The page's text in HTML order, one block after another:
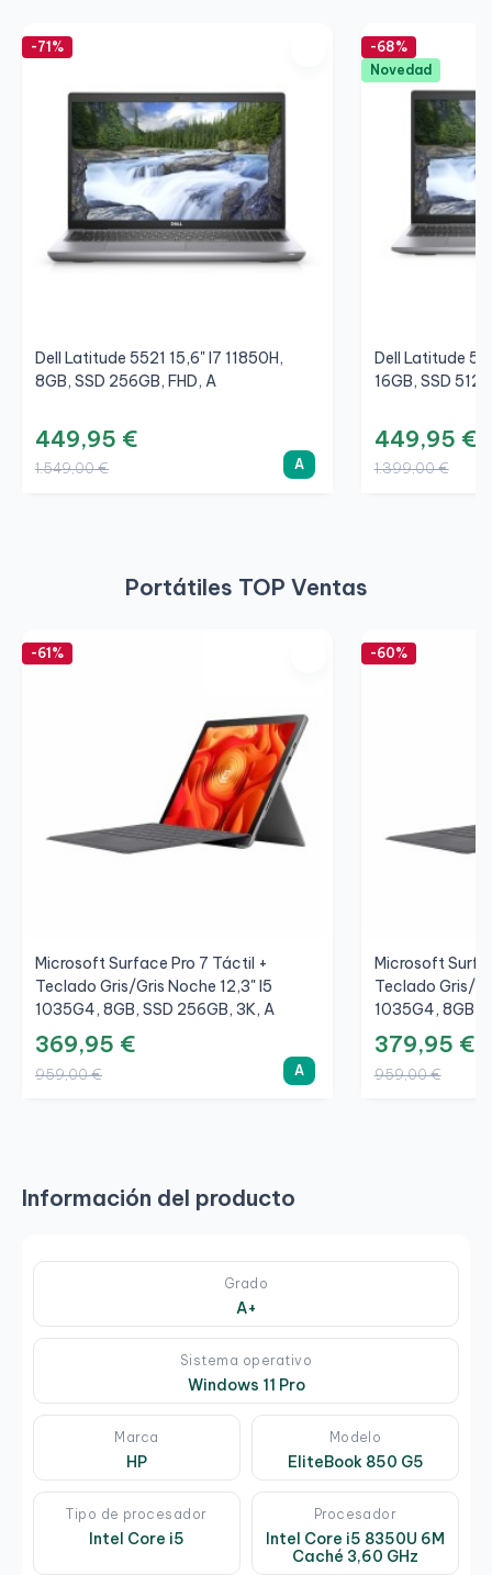
-71%
Dell Latitude 5521 15,6" I7 11850H,
8GB, SSD 256GB, FHD, A
449,95 €
1.549,00 € A
-68%
Novedad
Dell Latitude
16GB, SSD
449,95 €
1.399,00 €
Portátiles TOP Ventas
-61%
Microsoft Surface Pro 7 Táctil +
Teclado Gris/Gris Noche 12,3" I5
1035G4, 8GB, SSD 256GB, 3K, A
369,95 €
959,00 € A
-60%
Microsoft
Teclado Gris/
1035G4, 8GB,
379,95 €
959,00 €
Información del producto
Grado
A+
Sistema operativo
Windows 11 Pro
Marca
HP
Modelo
EliteBook 850 G5
Tipo de procesador
Intel Core i5
Procesador
Intel Core i5 8350U 6M
Caché 3,60 GHz